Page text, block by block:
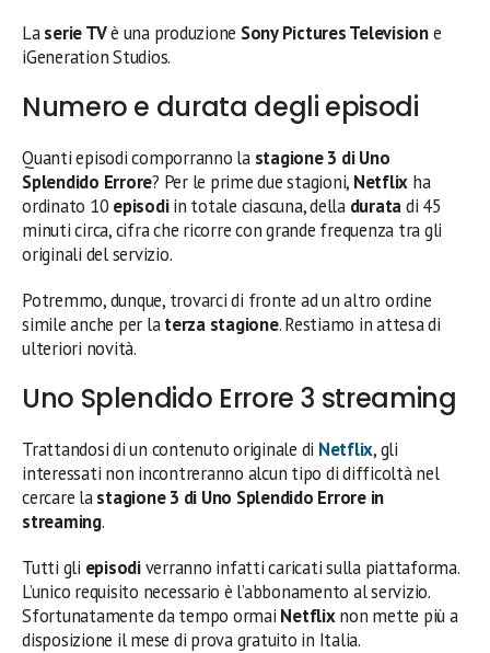
Laserie TVè una produzione Sony Pictures Televisione
iGeneration Studios.
Numero e durata degli episodi
Quanti episodi comporranno la stagione 3 di Uno
Splendido Errore? Per le prime due stagioni, Netflix ha
ordinato 10 episodiin totale ciascuna, della duratadi 45
minuti circa, cifra che ricorre con grande frequenza tra gli
originali del servizio.
Potremmo, dunque, trovarci di fronte ad un altro ordine
simile anche per laterza stagione. Restiamo in attesa di
ulteriori novità.
Uno Splendido Errore 3 streaming
Trattandosi di un contenuto originale di Netflix, gli
interessati non incontreranno alcun tipo di difficoltà nel
cercare lastagione 3 di Uno Splendido Errore in
streaming.
Tutti gli episodiverranno infatti caricati sulla piattaforma.
L’unico requisito necessario è l’abbonamento al servizio.
Sfortunatamente da tempo ormai Netflixnon mette più a
disposizione il mese di prova gratuito in Italia.